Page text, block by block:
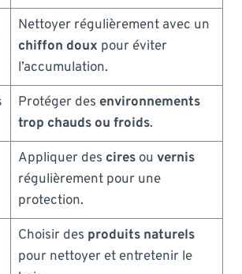
Nettoyer régulièrement avec un
chiffon doux pour éviter
l’accumulation.
Protéger des environnements
trop chauds ou froids.
Appliquer des ciresou vernis
régulièrement pour une
protection.
Choisir des produits naturels
pour nettoyer et entretenir le